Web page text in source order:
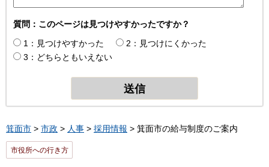
質問：このページは見つけやすかったですか？
1：見つけやすかった
2：見つけにくかった
3：どちらともいえない
箕面市 > 市政 > 人事 > 採用情報 > 箕面市の給与制度のご案内
市役所への行き方